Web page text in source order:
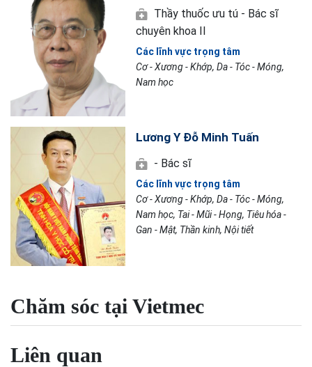
Thầy thuốc ưu tú - Bác sĩ
chuyên khoa II
Các lĩnh vực trọng tâm
Cơ - Xương - Khớp, Da - Tóc - Móng,
Nam học
Lương Y Đỗ Minh Tuấn
- Bác sĩ
Các lĩnh vực trọng tâm
Cơ - Xương - Khớp, Da - Tóc - Móng,
Nam học, Tai - Mũi - Họng, Tiêu hóa -
Gan - Mật, Thần kinh, Nội tiết
Chăm sóc tại Vietmec
Liên quan